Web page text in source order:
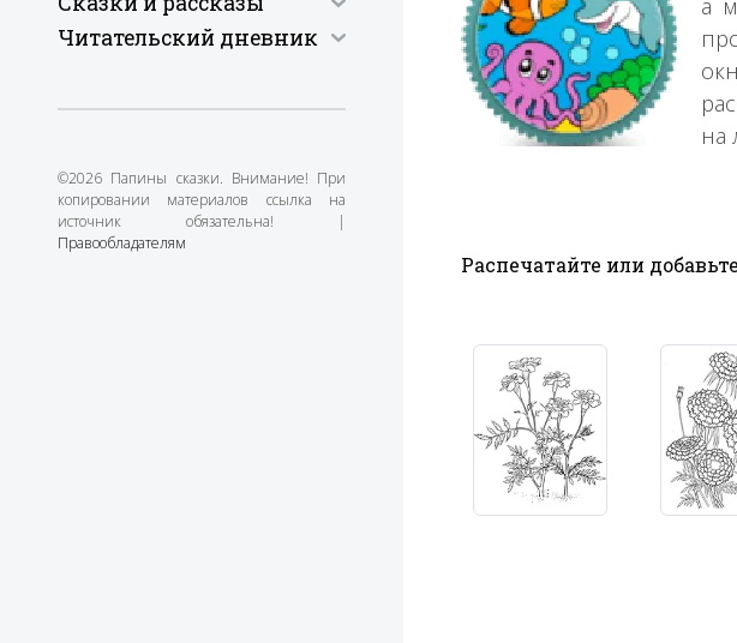
Читательский дневник
©2026 Папины сказки. Внимание! При
копировании материалов ссылка на
источник обязательна! |
Правообладателям
на
Распечатайте или